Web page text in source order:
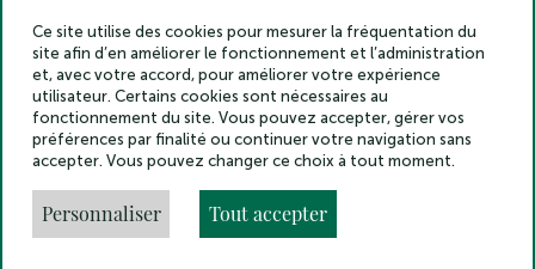
Académie des inscriptions et belles lettres – Tous droits réservés
2025
Politique de confidentialité
Mentions légales
Crédits
Gestion des cookies
Made by
Ce site utilise des cookies pour mesurer la fréquentation du
site afin d’en améliorer le fonctionnement et l’administration
et, avec votre accord, pour améliorer votre expérience
utilisateur. Certains cookies sont nécessaires au
fonctionnement du site. Vous pouvez accepter, gérer vos
préférences par finalité ou continuer votre navigation sans
accepter. Vous pouvez changer ce choix à tout moment.
Personnaliser Tout accepter